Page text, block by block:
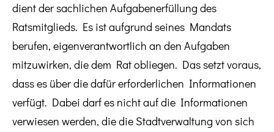
dient der sachlichen Aufgabenerfüllung des
Ratsmitglieds. Es ist aufgrund seines Mandats
berufen, eigenverantwortlich an den Aufgaben
mitzuwirken, die dem Rat obliegen. Das setzt voraus,
dass es über die dafür erforderlichen Informationen
verfügt. Dabei darf es nicht auf die Informationen
verwiesen werden, die die Stadtverwaltung von sich